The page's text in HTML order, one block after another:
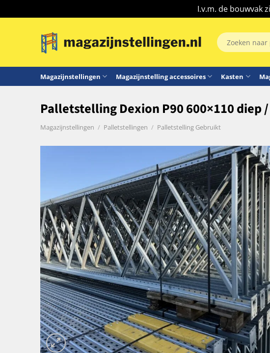
I.v.m. de bouwvak
Zoeken
naar:
Magazijnstellingen Magazijnstelling accessoires Kasten
Palletstelling Dexion P90 600×110
Magazijnstellingen / Palletstellingen / Palletstelling Gebruikt